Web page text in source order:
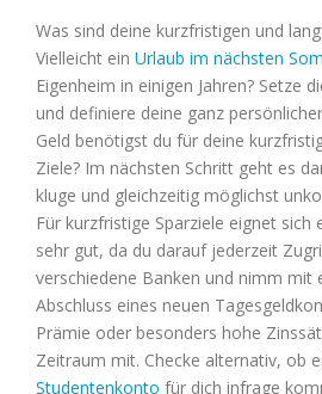
Was sind deine kurzfristigen und
Vielleicht ein Urlaub im nächsten
Eigenheim in einigen Jahren? Setze
und definiere deine ganz
Geld benötigst du für deine
Ziele? Im nächsten Schritt geht es
kluge und gleichzeitig möglichst
Für kurzfristige Sparziele eignet sich
sehr gut, da du darauf jederzeit
verschiedene Banken und nimm mit
Abschluss eines neuen
Prämie oder besonders hohe
Zeitraum mit. Checke alternativ, ob
Studentenkonto für dich infrage